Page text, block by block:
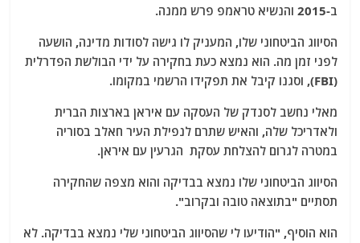
ב-2015 והנשיא טראמפ פרש ממנה.
הסיווג הביטחוני שלו, המעניק לו גישה לסודות מדינה, הושעה
לפני זמן מה. הוא נמצא כעת בחקירה על ידי הבולשת הפדרלית
(FBI), וסגנו קיבל את תפקידו הרשמי במקומו.
מאלי נחשב לסנדק של העסקה עם איראן בארצות הברית
ולאדריכל שלה, והאיש שתרם לנפילת העיר חאלב בסוריה
במטרה לגרום להצלחת עסקת הגרעין עם איראן.
הסיווג הביטחוני שלו נמצא בבדיקה והוא מצפה שהחקירה
תסתיים "בתוצאה טובה ובקרוב".
הוא הוסיף, "הודיעו לי שהסיווג הביטחוני שלי נמצא בבדיקה. לא